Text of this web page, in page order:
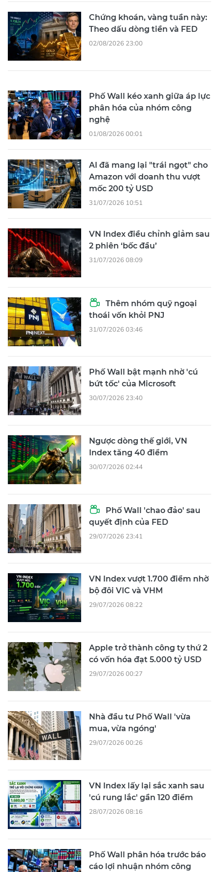
Chứng khoán, vàng tuần này:
Theo dấu dòng tiền và FED
02/08/2026 23:00
Phố Wall kéo xanh giữa áp lực
phân hóa của nhóm công
nghệ
01/08/2026 00:01
AI đã mang lại "trái ngọt" cho
Amazon với doanh thu vượt
mốc 200 tỷ USD
31/07/2026 10:51
VN Index điều chỉnh giảm sau
2 phiên ‘bốc đầu’
31/07/2026 08:09
Thêm nhóm quỹ ngoại
thoái vốn khỏi PNJ
31/07/2026 03:46
Phố Wall bật mạnh nhờ 'cú
bứt tốc' của Microsoft
30/07/2026 23:40
Ngược dòng thế giới, VN
Index tăng 40 điểm
30/07/2026 02:44
Phố Wall 'chao đảo' sau
quyết định của FED
29/07/2026 23:41
VN Index vượt 1.700 điểm nhờ
bộ đôi VIC và VHM
29/07/2026 08:22
Apple trở thành công ty thứ 2
có vốn hóa đạt 5.000 tỷ USD
29/07/2026 00:27
Nhà đầu tư Phố Wall 'vừa
mua, vừa ngóng'
29/07/2026 00:26
VN Index lấy lại sắc xanh sau
'cú rung lắc' gần 120 điểm
28/07/2026 08:16
Phố Wall phân hóa trước báo
cáo lợi nhuận nhóm công